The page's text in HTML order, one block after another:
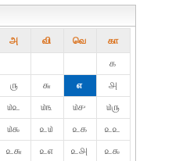
அ வி வெ கா
௧
௫ ௬ ௭
௮
௰௨ ௰௩ ௰௪
௰௫
௰௯ ௨௰ ௨௧
௨௨
௨௬ ௨௭ ௨௮
௨௯